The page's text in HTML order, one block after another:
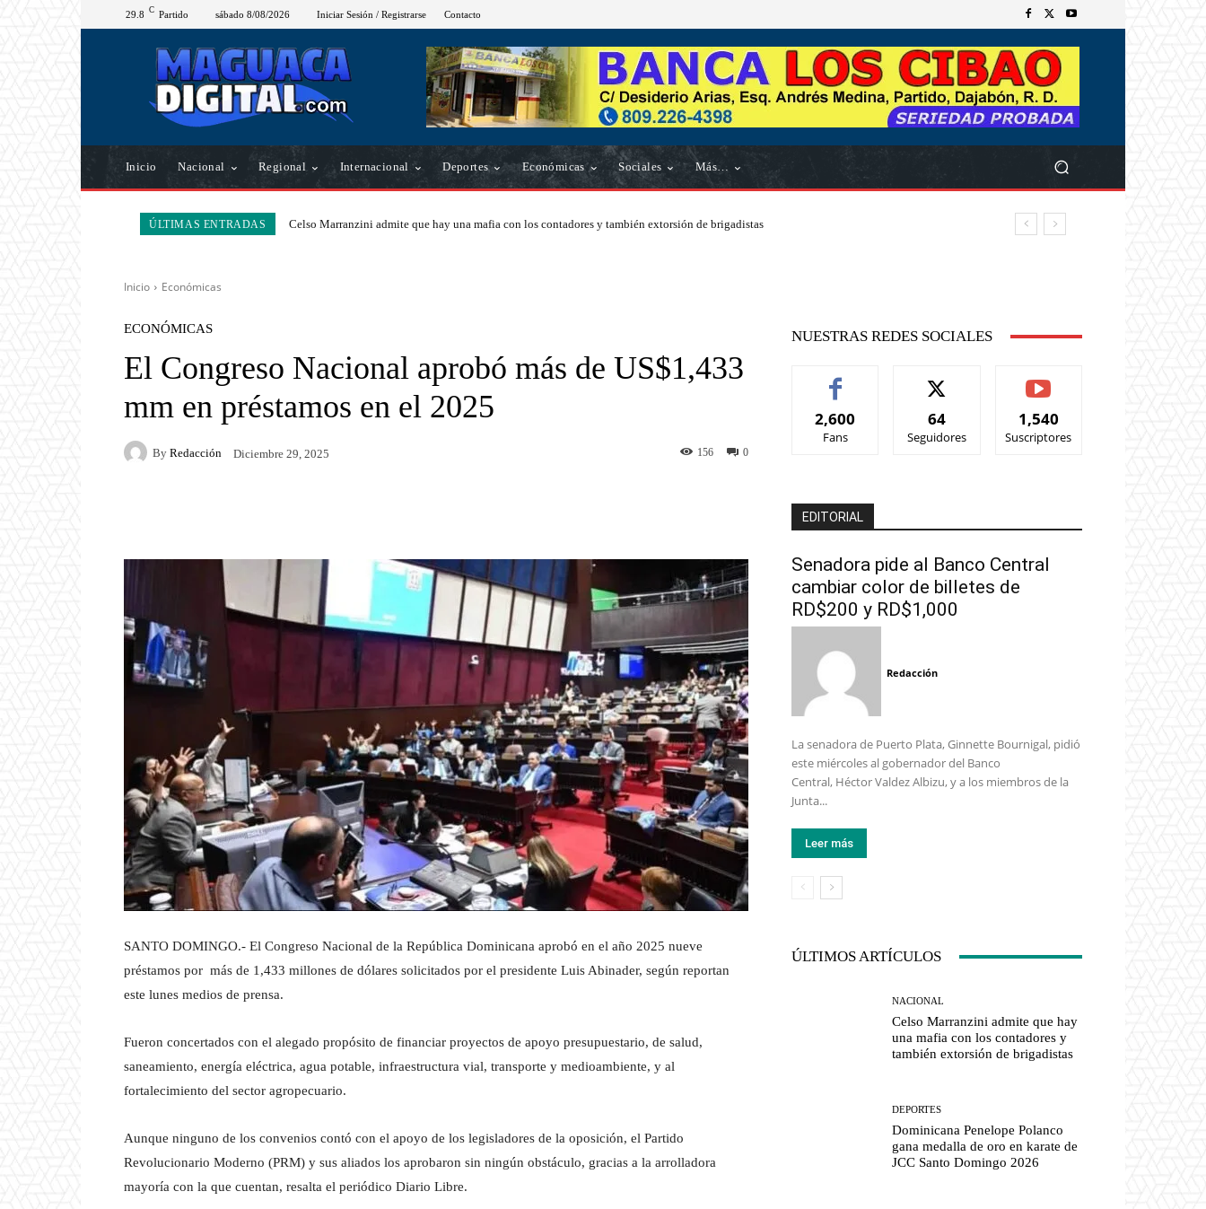
29.8 C Partido sábado 8/08/2026 Iniciar Sesión / Registrarse Contacto
Inicio Nacional Regional Internacional Deportes Económicas Sociales Más…
ÚLTIMAS ENTRADAS Celso Marranzini admite que hay una mafia con los contadores y también extorsión de brigadistas
Inicio Económicas
ECONÓMICAS
El Congreso Nacional aprobó más de US$1,433
mm en préstamos en el 2025
By Redacción Diciembre 29, 2025 0
156
SANTO DOMINGO.- El Congreso Nacional de la República Dominicana aprobó en el año 2025 nueve
préstamos por más de 1,433 millones de dólares solicitados por el presidente Luis Abinader, según reportan
este lunes medios de prensa.
Fueron concertados con el alegado propósito de financiar proyectos de apoyo presupuestario, de salud,
saneamiento, energía eléctrica, agua potable, infraestructura vial, transporte y medioambiente, y al
fortalecimiento del sector agropecuario.
Aunque ninguno de los convenios contó con el apoyo de los legisladores de la oposición, el Partido
Revolucionario Moderno (PRM) y sus aliados los aprobaron sin ningún obstáculo, gracias a la arrolladora
mayoría con la que cuentan, resalta el periódico Diario Libre.
NUESTRAS REDES SOCIALES
2,600
Fans
64
Seguidores
1,540
Suscriptores
EDITORIAL
Senadora pide al Banco Central
cambiar color de billetes de
RD$200 y RD$1,000
Redacción
La senadora de Puerto Plata, Ginnette Bournigal, pidió
este miércoles al gobernador del Banco
Central, Héctor Valdez Albizu, y a los miembros de la
Junta...
Leer más
ÚLTIMOS ARTÍCULOS
NACIONAL
Celso Marranzini admite que hay
una mafia con los contadores y
también extorsión de brigadistas
DEPORTES
Dominicana Penelope Polanco
gana medalla de oro en karate de
JCC Santo Domingo 2026